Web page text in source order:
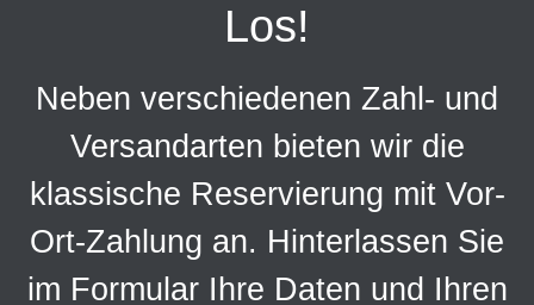
Los!
Neben verschiedenen Zahl- und
Versandarten bieten wir die
klassische Reservierung mit Vor-
Ort-Zahlung an. Hinterlassen Sie
im Formular Ihre Daten und Ihren